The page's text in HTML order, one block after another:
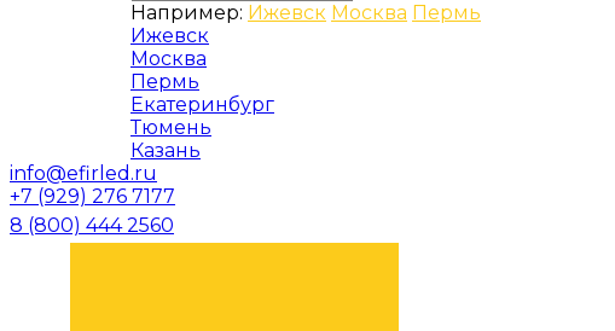
Например: Ижевск Москва Пермь
Ижевск
Москва
Пермь
Екатеринбург
Тюмень
Казань
info@efirled.ru
+7 (929) 276 7177
8 (800) 444 2560